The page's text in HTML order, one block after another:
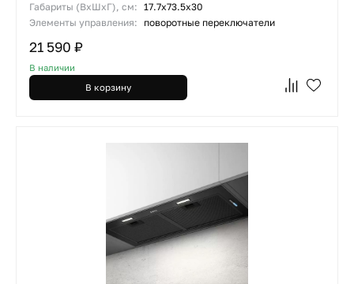
Габариты (ВхШхГ), см: 17.7х73.5х30
Элементы управления:
поворотные переключатели
21 590 ₽
В наличии
В корзину